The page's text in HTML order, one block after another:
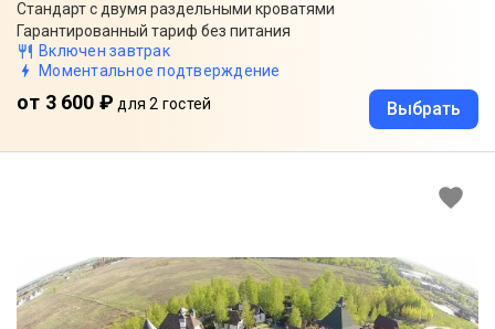
Стандарт с двумя раздельными кроватями
Гарантированный тариф без питания
Включен завтрак
Моментальное подтверждение
от 3 600 ₽ для 2 гостей Выбрать